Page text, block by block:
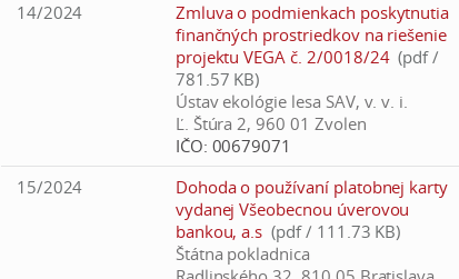
14/2024
Zmluva o podmienkach poskytnutia
finančných prostriedkov na riešenie
projektu VEGA č. 2/0018/24 (pdf /
781.57 KB)
Ústav ekológie lesa SAV, v. v. i.
Ľ. Štúra 2, 960 01 Zvolen
IČO: 00679071
15/2024
Dohoda o používaní platobnej karty
vydanej Všeobecnou úverovou
bankou, a.s (pdf / 111.73 KB)
Štátna pokladnica